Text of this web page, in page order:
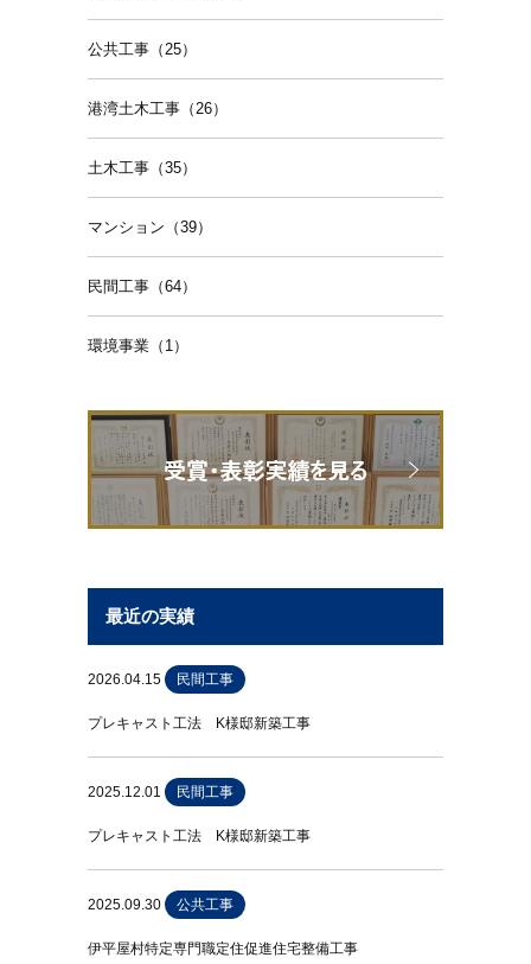
公共工事（25）
港湾土木工事（26）
土木工事（35）
マンション（39）
民間工事（64）
環境事業（1）
最近の実績
2026.04.15 民間工事
プレキャスト工法 K様邸新築工事
2025.12.01 民間工事
プレキャスト工法 K様邸新築工事
2025.09.30 公共工事
伊平屋村特定専門職定住促進住宅整備工事